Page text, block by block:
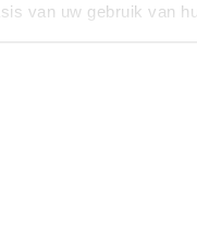
van uw gebruik van